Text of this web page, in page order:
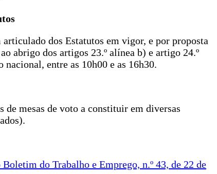
dos Estatutos em vigor, e por proposta
abrigo dos artigos 23.º alínea b) e artigo 24.º
entre as 10h00 e as 16h30.
de mesas de voto a constituir em diversas
do Trabalho e Emprego, n.º 43, de 22 de